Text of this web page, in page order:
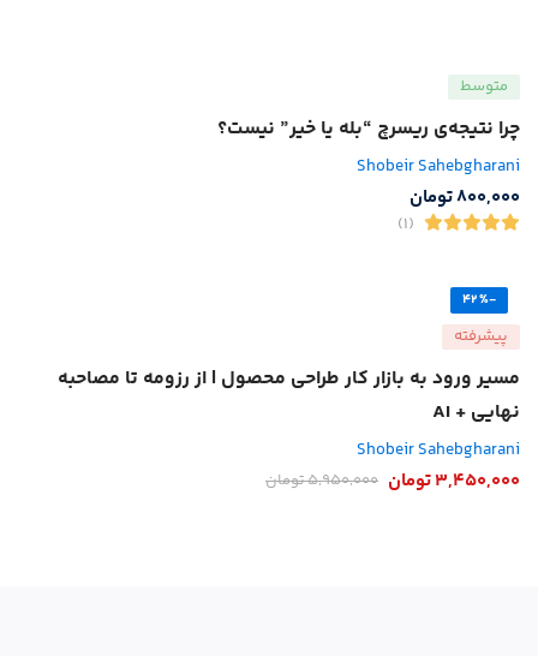
متوسط
چرا نتیجه‌ی ریسرچ “بله یا خیر” نیست؟
Shobeir Sahebgharani
800,000تومان
(1)
-42%
پیشرفته
مسیر ورود به بازار کار طراحی محصول | از رزومه تا مصاحبه
نهایی + AI
Shobeir Sahebgharani
3,450,000تومان 5,950,000تومان